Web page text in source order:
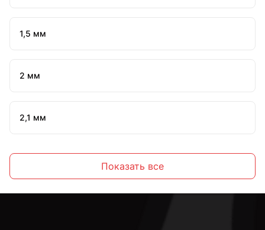
1,5 мм
2 мм
2,1 мм
Показать все